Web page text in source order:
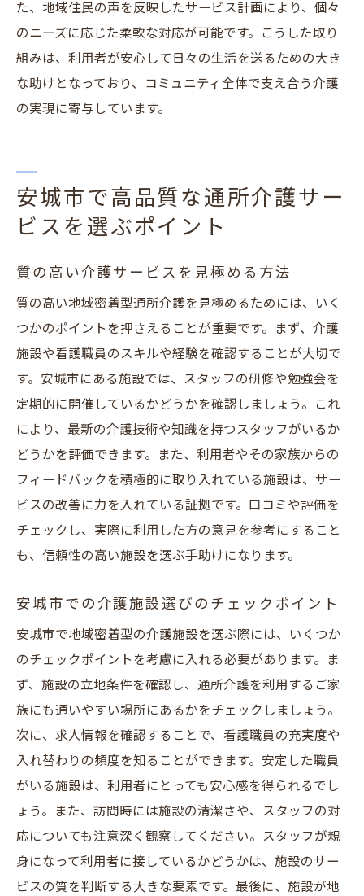
た、地域住民の声を反映したサービス計画により、個々
のニーズに応じた柔軟な対応が可能です。こうした取り
組みは、利用者が安心して日々の生活を送るための大き
な助けとなっており、コミュニティ全体で支え合う介護
の実現に寄与しています。
安城市で高品質な通所介護サー
ビスを選ぶポイント
質の高い介護サービスを見極める方法
質の高い地域密着型通所介護を見極めるためには、いく
つかのポイントを押さえることが重要です。まず、介護
施設や看護職員のスキルや経験を確認することが大切で
す。安城市にある施設では、スタッフの研修や勉強会を
定期的に開催しているかどうかを確認しましょう。これ
により、最新の介護技術や知識を持つスタッフがいるか
どうかを評価できます。また、利用者やその家族からの
フィードバックを積極的に取り入れている施設は、サー
ビスの改善に力を入れている証拠です。口コミや評価を
チェックし、実際に利用した方の意見を参考にすること
も、信頼性の高い施設を選ぶ手助けになります。
安城市での介護施設選びのチェックポイント
安城市で地域密着型の介護施設を選ぶ際には、いくつか
のチェックポイントを考慮に入れる必要があります。ま
ず、施設の立地条件を確認し、通所介護を利用するご家
族にも通いやすい場所にあるかをチェックしましょう。
次に、求人情報を確認することで、看護職員の充実度や
入れ替わりの頻度を知ることができます。安定した職員
がいる施設は、利用者にとっても安心感を得られるでし
ょう。また、訪問時には施設の清潔さや、スタッフの対
応についても注意深く観察してください。スタッフが親
身になって利用者に接しているかどうかは、施設のサー
ビスの質を判断する大きな要素です。最後に、施設が地